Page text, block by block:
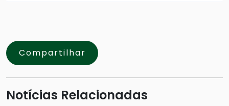
Compartilhar
Notícias Relacionadas